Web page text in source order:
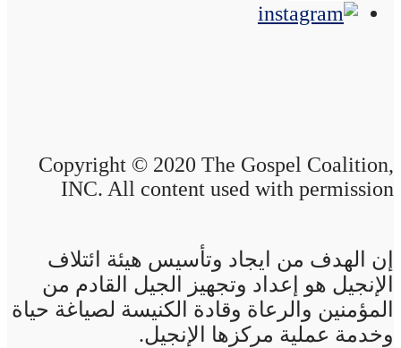
Copyright © 2020 The Gospel Coalition,
INC. All content used with permission
إن الهدف من ايجاد وتأسيس هيئة ائتلاف
الإنجيل هو إعداد وتجهيز الجيل القادم من
المؤمنين والرعاة وقادة الكنيسة لصياغة حياة
وخدمة عملية مركزها الإنجيل.